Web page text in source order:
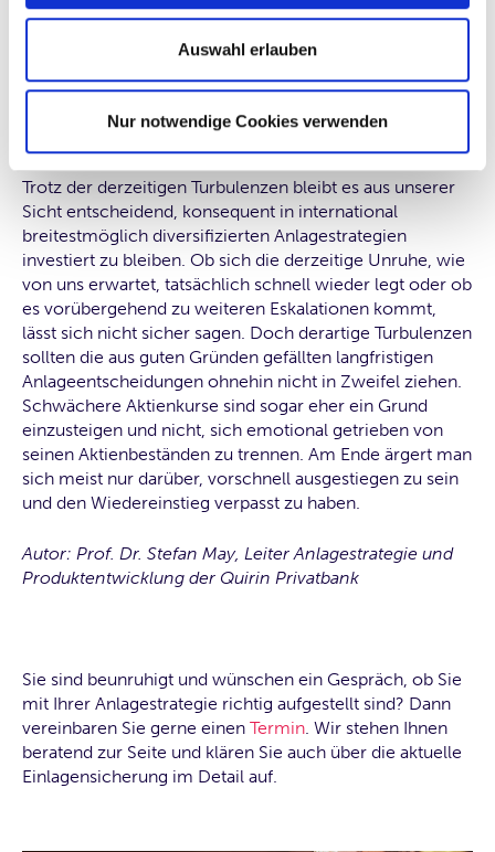
Auswahl erlauben
Nur notwendige Cookies verwenden
Trotz der derzeitigen Turbulenzen bleibt es aus unserer
Sicht entscheidend, konsequent in international
breitestmöglich diversifizierten Anlagestrategien
investiert zu bleiben. Ob sich die derzeitige Unruhe, wie
von uns erwartet, tatsächlich schnell wieder legt oder ob
es vorübergehend zu weiteren Eskalationen kommt,
lässt sich nicht sicher sagen. Doch derartige Turbulenzen
sollten die aus guten Gründen gefällten langfristigen
Anlageentscheidungen ohnehin nicht in Zweifel ziehen.
Schwächere Aktienkurse sind sogar eher ein Grund
einzusteigen und nicht, sich emotional getrieben von
seinen Aktienbeständen zu trennen. Am Ende ärgert man
sich meist nur darüber, vorschnell ausgestiegen zu sein
und den Wiedereinstieg verpasst zu haben.
Autor: Prof. Dr. Stefan May, Leiter Anlagestrategie und
Produktentwicklung der Quirin Privatbank
Sie sind beunruhigt und wünschen ein Gespräch, ob Sie
mit Ihrer Anlagestrategie richtig aufgestellt sind? Dann
vereinbaren Sie gerne einen Termin . Wir stehen Ihnen
beratend zur Seite und klären Sie auch über die aktuelle
Einlagensicherung im Detail auf.